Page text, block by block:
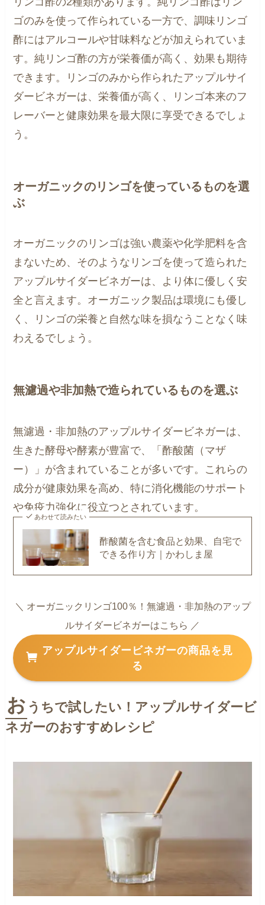
ゴのみを使って作られている一方で、調味リンゴ
酢にはアルコールや甘味料などが加えられていま
す。純リンゴ酢の方が栄養価が高く、効果も期待
できます。リンゴのみから作られたアップルサイ
ダービネガーは、栄養価が高く、リンゴ本来のフ
レーバーと健康効果を最大限に享受できるでしょ
う。
オーガニックのリンゴを使っているものを選
ぶ
オーガニックのリンゴは強い農薬や化学肥料を含
まないため、そのようなリンゴを使って造られた
アップルサイダービネガーは、より体に優しく安
全と言えます。オーガニック製品は環境にも優し
く、リンゴの栄養と自然な味を損なうことなく味
わえるでしょう。
無濾過や非加熱で造られているものを選ぶ
無濾過・非加熱のアップルサイダービネガーは、
生きた酵母や酵素が豊富で、「酢酸菌（マザ
ー）」が含まれていることが多いです。これらの
成分が健康効果を高め、特に消化機能のサポート
や免疫力強化に役立つとされています。
あわせて読みたい
酢酸菌を含む食品と効果、自宅で
できる作り方｜かわしま屋
＼ オーガニックリンゴ100％！無濾過・非加熱のアップ
ルサイダービネガーはこちら ／
アップルサイダービネガーの商品を見
る
お うちで試したい！アップルサイダービ
ネガーのおすすめレシピ